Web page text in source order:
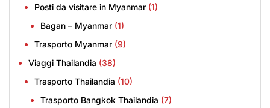
Posti da visitare in Myanmar (1)
Bagan – Myanmar (1)
Trasporto Myanmar (9)
Viaggi Thailandia (38)
Trasporto Thailandia (10)
Trasporto Bangkok Thailandia (7)